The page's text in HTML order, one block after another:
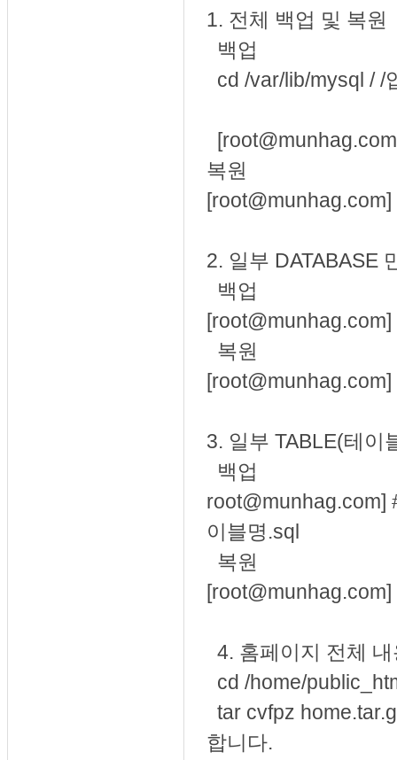
1. 전체 백업 및 복원
백업
cd /var/lib/mysql / /
복원
[
2. 일부 DATABASE
백업
[root@munhag.com]
복원
[root@munhag.com]
3. 일부 TABLE(테이
백업
root@munhag.com]
이블명.sql
복원
[root@munhag.com]
4. 홈페이지 전체
cd /home/
tar cvfpz
합니다.